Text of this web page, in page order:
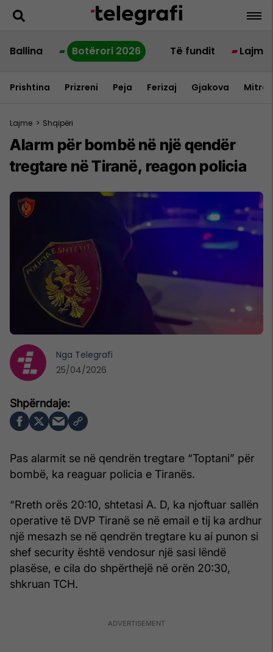
Ballina Botërori 2026 Të fundit Lajme
Prishtina Prizreni Peja Ferizaj Gjakova
Lajme > Shqipëri
​Alarm për bombë në një qendër
tregtare në Tiranë, reagon policia
Pas alarmit se në qendrën tregtare “Toptani” për
bombë, ka reaguar policia e Tiranës.
“Rreth orës 20:10, shtetasi A. D, ka njoftuar sallën
operative të DVP Tiranë se në email e tij ka ardhur
një mesazh se në qendrën tregtare ku ai punon si
shef security është vendosur një sasi lëndë
plasëse, e cila do shpërthejë në orën 20:30,
shkruan TCH.
Nga Telegrafi
25/04/2026